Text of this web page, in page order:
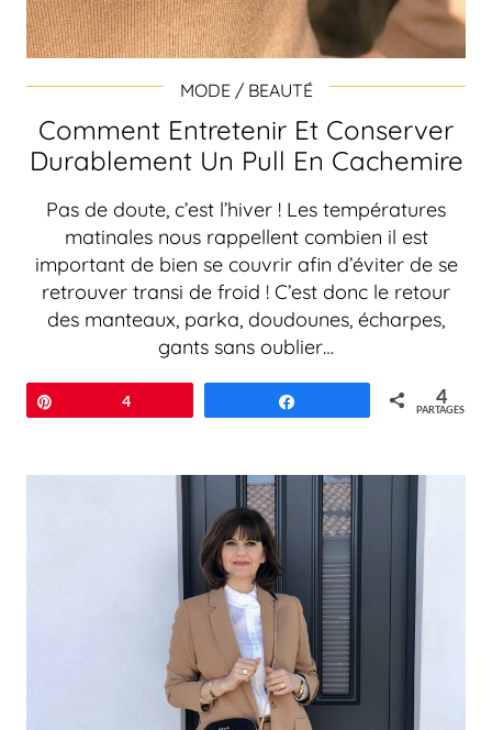
MODE / BEAUTÉ
Comment Entretenir Et Conserver
Durablement Un Pull En Cachemire
Pas de doute, c’est l’hiver ! Les températures
matinales nous rappellent combien il est
important de bien se couvrir afin d’éviter de se
retrouver transi de froid ! C’est donc le retour
des manteaux, parka, doudounes, écharpes,
gants sans oublier…
4 4
PARTAGES